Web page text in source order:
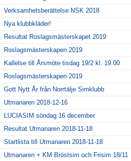
Verksamhetsberättelse NSK 2018
Nya klubbkläder!
Resultat Roslagsmästerskapet 2019
Roslagsmästerskapen 2019
Kallelse till Årsmöte tisdag 19/2 kl. 19.00
Roslagsmästerskapen 2019
Gott Nytt År från Norrtälje Simklubb
Utmanaren 2018-12-16
LUCIASIM söndag 16 december
Resultat Utmanaren 2018-11-18
Startlista till Utmanaren 2018-11-18
Utmanaren + KM Bröstsim och Frisim 18/11